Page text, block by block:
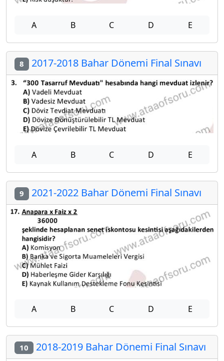
A B C D E
8 2017-2018 Bahar Dönemi Final Sınavı
A B C D E
9 2021-2022 Bahar Dönemi Final Sınavı
A B C D E
10 2018-2019 Bahar Dönemi Final Sınavı